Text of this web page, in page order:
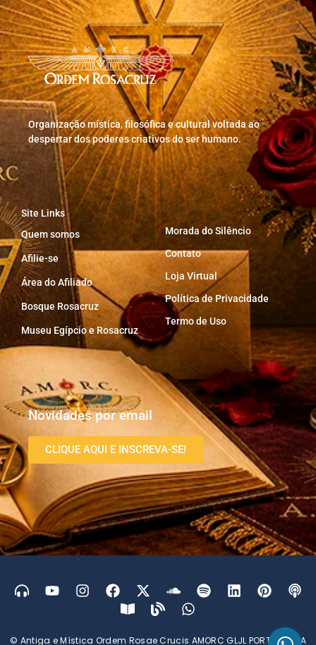
Organização mística, filosófica e cultural voltada ao
despertar dos poderes criativos do ser humano.
Site Links
Quem somos
Afilie-se
Área do Afiliado
Bosque Rosacruz
Museu Egípcio e Rosacruz
Morada do Silêncio
Contato
Loja Virtual
Política de Privacidade
Termo de Uso
Novidades por email
CLIQUE AQUI E INSCREVA-SE!
© Antiga e Mística Ordem Rosae Crucis AMORC GLJL PORTUGUESA